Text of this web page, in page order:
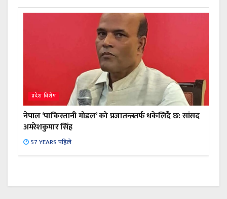
प्रदेश विशेष
नेपाल ‘पाकिस्तानी मोडल’ को प्रजातन्त्रतर्फ धकेलिँदै छ: सांसद
अमरेशकुमार सिंह
57 YEARS पहिले